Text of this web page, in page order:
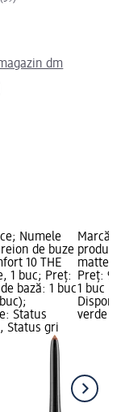
dm
Numele
de buze
10 THE
1 buc; Preț:
bază: 1 buc
Status
Status gri
Marcă:
matte
Preț:
1 buc
verde